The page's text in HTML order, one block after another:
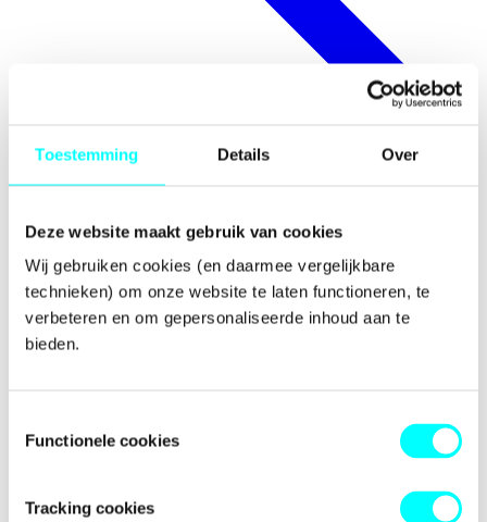
Toestemming Details Over
Deze website maakt gebruik van cookies
Wij gebruiken cookies (en daarmee vergelijkbare
technieken) om onze website te laten functioneren, te
verbeteren en om gepersonaliseerde inhoud aan te
bieden.
Functionele cookies
Tracking cookies
Awards